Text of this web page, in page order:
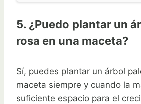
5. ¿Puedo plantar un
rosa en una maceta?
Sí, puedes plantar un árbol
maceta siempre y cuando la
suficiente espacio para el